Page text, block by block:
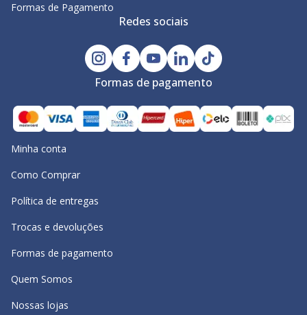
Formas de Pagamento
Redes sociais
Formas de pagamento
Minha conta
Como Comprar
Política de entregas
Trocas e devoluções
Formas de pagamento
Quem Somos
Nossas lojas